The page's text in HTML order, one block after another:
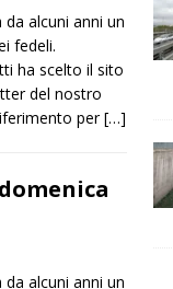
alcuni anni un
fedeli.
ha scelto il sito
del nostro
per[…]
alcuni anni un